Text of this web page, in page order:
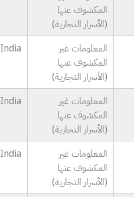
المكشوف عنها
(الأسرار التجارية)
المعلومات غير
المكشوف عنها
(الأسرار التجارية)
India
المعلومات غير
المكشوف عنها
(الأسرار التجارية)
India
المعلومات غير
المكشوف عنها
(الأسرار التجارية)
India